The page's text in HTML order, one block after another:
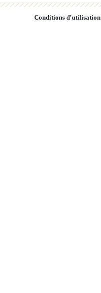
Conditions d'utilisation